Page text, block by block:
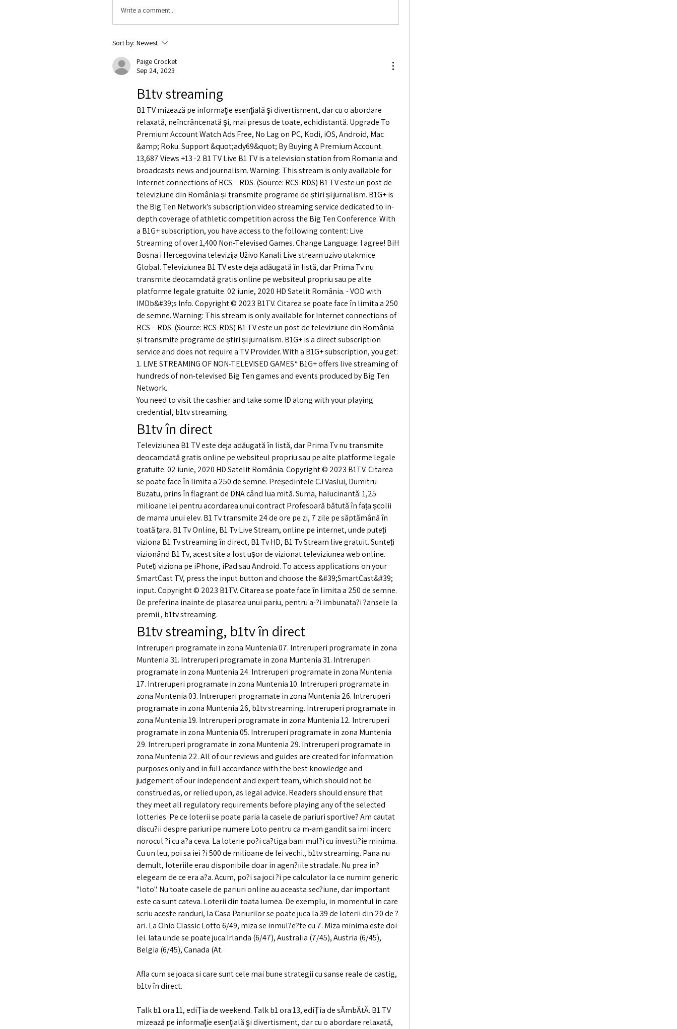
Write a comment...
Sort by: Newest
Paige Crocket
Sep 24, 2023
B1tv streaming
B1 TV mizează pe informaţie esenţială şi divertisment, dar cu o abordare
relaxată, neîncrâncenată şi, mai presus de toate, echidistantă. Upgrade To
Premium Account Watch Ads Free, No Lag on PC, Kodi, iOS, Android, Mac
&amp; Roku. Support &quot;ady69&quot; By Buying A Premium Account.
13,687 Views +13 -2 B1 TV Live B1 TV is a television station from Romania and
broadcasts news and journalism. Warning: This stream is only available for
Internet connections of RCS – RDS. (Source: RCS-RDS) B1 TV este un post de
televiziune din România și transmite programe de știri și jurnalism. B1G+ is
the Big Ten Network’s subscription video streaming service dedicated to in-
depth coverage of athletic competition across the Big Ten Conference. With
a B1G+ subscription, you have access to the following content: Live
Streaming of over 1,400 Non-Televised Games. Change Language: I agree! BiH
Bosna i Hercegovina televizija Uživo Kanali Live stream uzivo utakmice
Global. Televiziunea B1 TV este deja adăugată în listă, dar Prima Tv nu
transmite deocamdată gratis online pe websiteul propriu sau pe alte
platforme legale gratuite. 02 iunie, 2020 HD Satelit România. - VOD with
IMDb&#39;s Info. Copyright © 2023 B1TV. Citarea se poate face în limita a 250
de semne. Warning: This stream is only available for Internet connections of
RCS – RDS. (Source: RCS-RDS) B1 TV este un post de televiziune din România
și transmite programe de știri și jurnalism. B1G+ is a direct subscription
service and does not require a TV Provider. With a B1G+ subscription, you get:
1. LIVE STREAMING OF NON-TELEVISED GAMES* B1G+ offers live streaming of
hundreds of non-televised Big Ten games and events produced by Big Ten
Network.
You need to visit the cashier and take some ID along with your playing
credential, b1tv streaming.
B1tv în direct
Televiziunea B1 TV este deja adăugată în listă, dar Prima Tv nu transmite
deocamdată gratis online pe websiteul propriu sau pe alte platforme legale
gratuite. 02 iunie, 2020 HD Satelit România. Copyright © 2023 B1TV. Citarea
se poate face în limita a 250 de semne. Președintele CJ Vaslui, Dumitru
Buzatu, prins în flagrant de DNA când lua mită. Suma, halucinantă: 1,25
milioane lei pentru acordarea unui contract Profesoară bătută în fața școlii
de mama unui elev. B1 Tv transmite 24 de ore pe zi, 7 zile pe săptămână în
toată țara. B1 Tv Online, B1 Tv Live Stream, online pe internet, unde puteți
viziona B1 Tv streaming în direct, B1 Tv HD, B1 Tv Stream live gratuit. Sunteți
vizionând B1 Tv, acest site a fost ușor de vizionat televiziunea web online.
Puteți viziona pe iPhone, iPad sau Android. To access applications on your
SmartCast TV, press the input button and choose the &#39;SmartCast&#39;
input. Copyright © 2023 B1TV. Citarea se poate face în limita a 250 de semne.
De preferina inainte de plasarea unui pariu, pentru a-?i imbunata?i ?ansele la
premii., b1tv streaming.
B1tv streaming, b1tv în direct
Intreruperi programate in zona Muntenia 07. Intreruperi programate in zona
Muntenia 31. Intreruperi programate in zona Muntenia 31. Intreruperi
programate in zona Muntenia 24. Intreruperi programate in zona Muntenia
17. Intreruperi programate in zona Muntenia 10. Intreruperi programate in
zona Muntenia 03. Intreruperi programate in zona Muntenia 26. Intreruperi
programate in zona Muntenia 26, b1tv streaming. Intreruperi programate in
zona Muntenia 19. Intreruperi programate in zona Muntenia 12. Intreruperi
programate in zona Muntenia 05. Intreruperi programate in zona Muntenia
29. Intreruperi programate in zona Muntenia 29. Intreruperi programate in
zona Muntenia 22. All of our reviews and guides are created for information
purposes only and in full accordance with the best knowledge and
judgement of our independent and expert team, which should not be
construed as, or relied upon, as legal advice. Readers should ensure that
they meet all regulatory requirements before playing any of the selected
lotteries. Pe ce loterii se poate paria la casele de pariuri sportive? Am cautat
discu?ii despre pariuri pe numere Loto pentru ca m-am gandit sa imi incerc
norocul ?i cu a?a ceva. La loterie po?i ca?tiga bani mul?i cu investi?ie minima.
Cu un leu, poi sa iei ?i 500 de milioane de lei vechi., b1tv streaming. Pana nu
demult, loteriile erau disponibile doar in agen?iile stradale. Nu prea in?
elegeam de ce era a?a. Acum, po?i sa joci ?i pe calculator la ce numim generic
"loto". Nu toate casele de pariuri online au aceasta sec?iune, dar important
este ca sunt cateva. Loterii din toata lumea. De exemplu, in momentul in care
scriu aceste randuri, la Casa Pariurilor se poate juca la 39 de loterii din 20 de ?
ari. La Ohio Classic Lotto 6/49, miza se inmul?e?te cu 7. Miza minima este doi
lei. Iata unde se poate juca:Irlanda (6/47), Australia (7/45), Austria (6/45),
Belgia (6/45), Canada (At.
Afla cum se joaca si care sunt cele mai bune strategii cu sanse reale de castig,
b1tv în direct.
Talk b1 ora 11, ediȚia de weekend. Talk b1 ora 13, ediȚia de sÂmbĂtĂ. B1 TV
mizează pe informaţie esenţială şi divertisment, dar cu o abordare relaxată,